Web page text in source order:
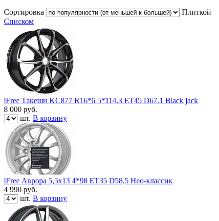
Сортировка
Плиткой
Списком
iFree Такеши KC877 R16*6 5*114.3 ЕТ45 D67.1 Black jack
8 000 руб.
шт. В корзину
iFree Аврора 5,5х13 4*98 ЕТ35 D58,5 Нео-классик
4 990 руб.
шт. В корзину